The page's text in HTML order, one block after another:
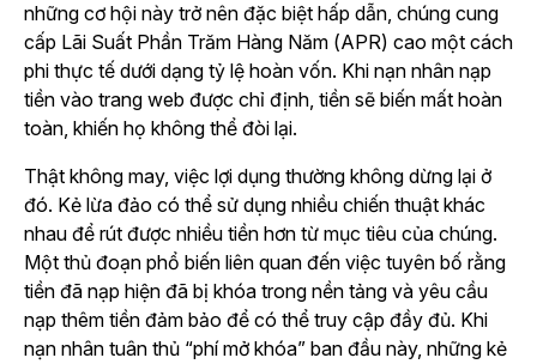
những cơ hội này trở nên đặc biệt hấp dẫn, chúng cung
cấp Lãi Suất Phần Trăm Hàng Năm (APR) cao một cách
phi thực tế dưới dạng tỷ lệ hoàn vốn. Khi nạn nhân nạp
tiền vào trang web được chỉ định, tiền sẽ biến mất hoàn
toàn, khiến họ không thể đòi lại.
Thật không may, việc lợi dụng thường không dừng lại ở
đó. Kẻ lừa đảo có thể sử dụng nhiều chiến thuật khác
nhau để rút được nhiều tiền hơn từ mục tiêu của chúng.
Một thủ đoạn phổ biến liên quan đến việc tuyên bố rằng
tiền đã nạp hiện đã bị khóa trong nền tảng và yêu cầu
nạp thêm tiền đảm bảo để có thể truy cập đầy đủ. Khi
nạn nhân tuân thủ “phí mở khóa” ban đầu này, những kẻ